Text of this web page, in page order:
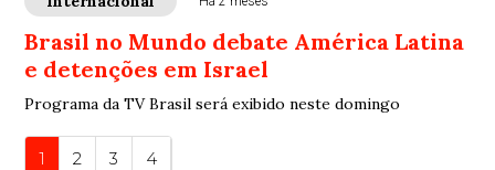
Brasil no Mundo debate América Latina
e detenções em Israel
Programa da TV Brasil será exibido neste domingo
1 2 3 4